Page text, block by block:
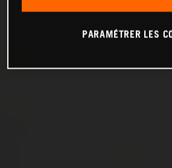
PARAMÉTRER LES